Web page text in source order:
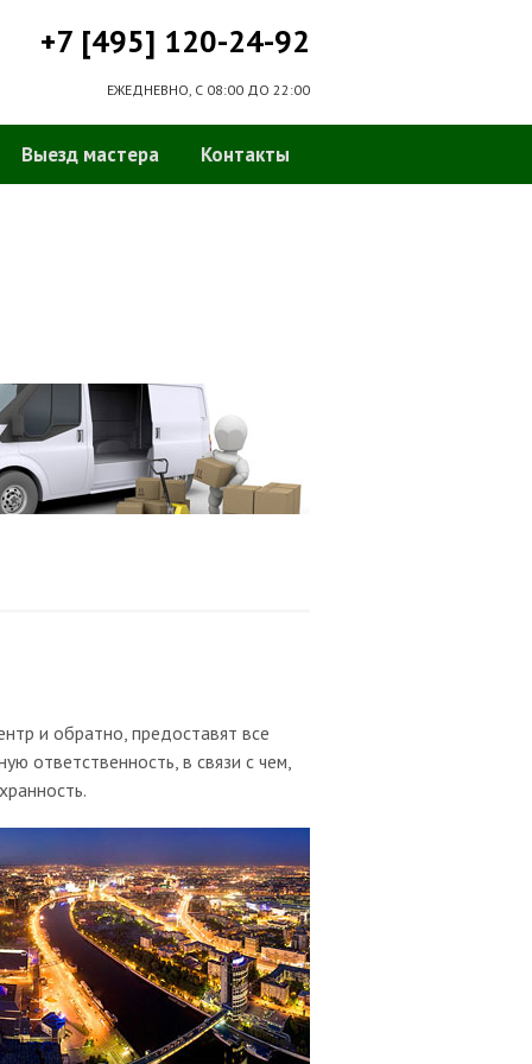
+7 [495] 120-24-92
ЕЖЕДНЕВНО, С 08:00 ДО 22:00
Выезд мастера Контакты
и обратно, предоставят все
ответственность, в связи с чем,